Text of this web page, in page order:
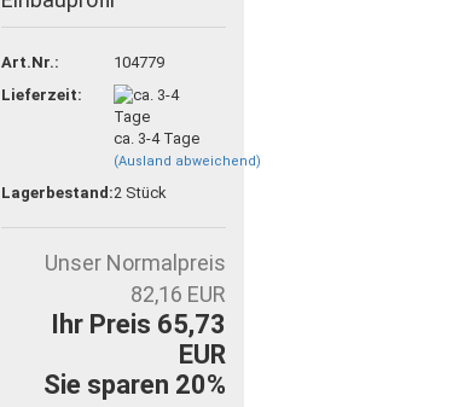
Art.Nr.:
104779
Lieferzeit:
ca. 3-4 Tage
(Ausland abweichend)
Lagerbestand:2 Stück
Unser Normalpreis
82,16 EUR
Ihr Preis 65,73
EUR
Sie sparen 20%